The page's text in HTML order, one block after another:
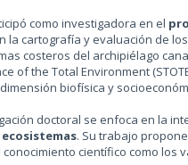
como investigadora en el
la cartografía y evaluación de
costeros del archipiélago
of the Total Environment
biofísica y
doctoral se enfoca en la
. Su trabajo
científico como los